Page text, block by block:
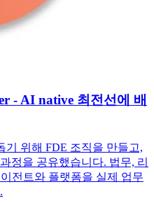
- AI native 최전선에 배
위해 FDE 조직을 만들고,
정을 공유했습니다. 법무, 리
전트와 플랫폼을 실제 업무